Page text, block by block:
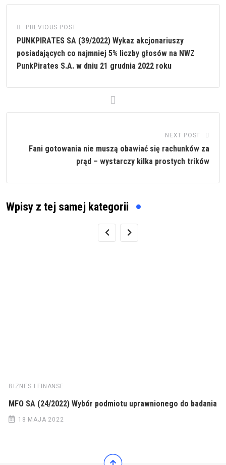
PREVIOUS POST
PUNKPIRATES SA (39/2022) Wykaz akcjonariuszy
posiadających co najmniej 5% liczby głosów na NWZ
PunkPirates S.A. w dniu 21 grudnia 2022 roku
NEXT POST
Fani gotowania nie muszą obawiać się rachunków za
prąd – wystarczy kilka prostych trików
Wpisy z tej samej kategorii
BIZNES I FINANSE
MFO SA (24/2022) Wybór podmiotu uprawnionego do badania
18 MAJA 2022